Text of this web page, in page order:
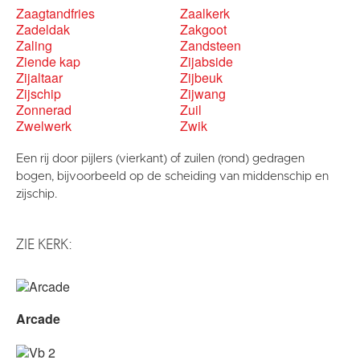
Zaagtandfries
Zaalkerk
Zadeldak
Zakgoot
Zaling
Zandsteen
Ziende kap
Zijabside
Zijaltaar
Zijbeuk
Zijschip
Zijwang
Zonnerad
Zuil
Zwelwerk
Zwik
Een rij door pijlers (vierkant) of zuilen (rond) gedragen
bogen, bijvoorbeeld op de scheiding van middenschip en
zijschip.
ZIE KERK:
Arcade